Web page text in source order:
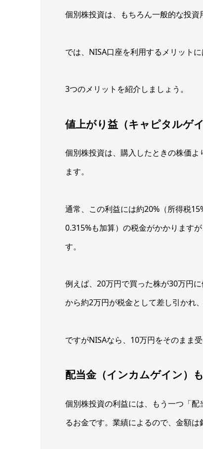
個別株投資は、もちろん一般的な投資
では、NISA口座を利用するメリット
3つのメリットを紹介しましょう。
値上がり益（キャピタルゲ
個別株投資は、購入したときの株価
ます。
通常、この利益には約20%（所得税
0.315%も加算）の税金がかかります
す。
例えば、20万円で買った株が30万円
から約2万円が税金として差し引かれ
ですがNISAなら、10万円をそのまま
配当金（インカムゲイン）
個別株投資の利益には、もう一つ「
るお金です。業績によるので、金額は